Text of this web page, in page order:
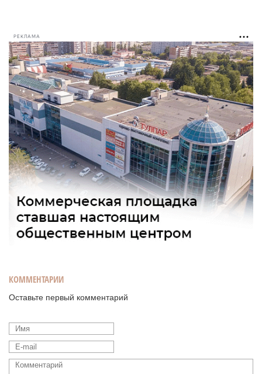
РЕКЛАМА
КОММЕНТАРИИ
Оставьте первый комментарий